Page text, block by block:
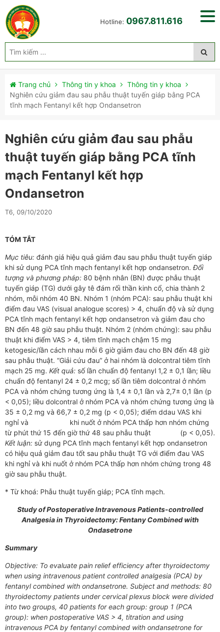
Hotline: 0967.811.616
Trang chủ Thông tin y khoa
Thông tin y khoa
Nghiên cứu giảm đau sau phẫu thuật tuyến giáp bằng PCA
tĩnh mạch Fentanyl kết hợp Ondansetron
Nghiên cứu giảm đau sau phẫu
thuật tuyến giáp bằng PCA tĩnh
mạch Fentanyl kết hợp
Ondansetron
T6, 09/10/2020
TÓM TẮT
Mục tiêu: đánh giá hiệu quả giảm đau sau phẫu thuật tuyến giáp
khi sử dụng PCA tĩnh mạch fentanyl kết hợp ondansetron. Đối
tượng và phương pháp: 80 bệnh nhân (BN) được phẫu thuật
tuyến giáp (TG) dưới gây tê đám rối thần kinh cổ, chia thành 2
nhóm, mỗi nhóm 40 BN. Nhóm 1 (nhóm PCA): sau phẫu thuật khi
điểm đau VAS (visual analogue scores) > 4, chuẩn độ và sử dụng
PCA tĩnh mạch fentanyl kết hợp ondansetron và giảm đau cho
BN đến 48 giờ sau phẫu thuật. Nhóm 2 (nhóm chứng): sau phẫu
thuật khi điểm VAS > 4, tiêm tĩnh mạch chậm 15 mg
ketogesic/lần cách nhau mỗi 6 giờ giảm đau cho BN đến 48 giờ
sau phẫu thuật. “Giải cứu đau” ở hai nhóm là dolcontral tiêm tĩnh
mạch 25 mg. Kết quả: số lần chuẩn độ fentanyl 1,2 ± 0,1 lần; liều
chuẩn độ fentanyl 24 ± 0,2 mcg; số lần tiêm dolcontral ở nhóm
PCA và nhóm chứng tương ứng là 1,4 ± 0,1 lần và 2,7± 0,1 lần (p
< 0,05); liều dolcontral ở nhóm PCA và nhóm chứng tương ứng là
35 ± 0,2 mg và 66,7 ± 0,2 mg (p < 0,05); điểm ddau VAS khi
nghỉ và khi nuốt ở nhóm PCA thấp hơn nhóm chứng
từ phút thứ 15 đến giờ thứ 48 sau phẫu thuật (p < 0,05).
Kết luận: sử dụng PCA tĩnh mạch fentanyl kết hợp ondansetron
có hiệu quả giảm đau tốt sau phẫu thuật TG với điểm đau VAS
khi nghỉ và khi nuốt ở nhóm PCA thấp hơn nhóm chứng trong 48
giờ sau phẫu thuật.
* Từ khoá: Phẫu thuật tuyến giáp; PCA tĩnh mạch.
Study of Postoperative Intravenous Patients-controlled
Analgesia in Thyroidectomy: Fentany Combined with
Ondasetrone
Summary
Objective: To evaluate pain relief efficiency after thyroidectomy
when using intravenous patient controlled analgesia (PCA) by
fentanyl combined with ondansetrone. Subject and methods: 80
thyroidectomy patients under cervical plexus block were divided
into two groups, 40 patients for each group: group 1 (PCA
group): when postoperative VAS > 4, titration and using
intravenous PCA by fentanyl combined with ondansetrone for